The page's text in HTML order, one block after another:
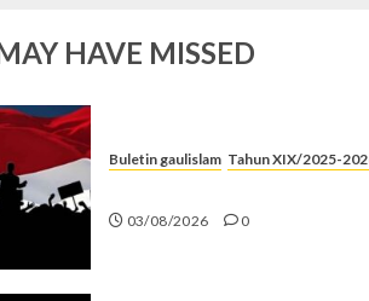
HAVE MISSED
Buletin gaulislam Tahun XIX/2025-
03/08/2026 0